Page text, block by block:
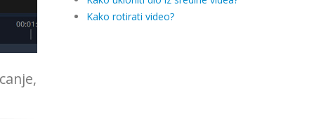
Kako rotirati video?